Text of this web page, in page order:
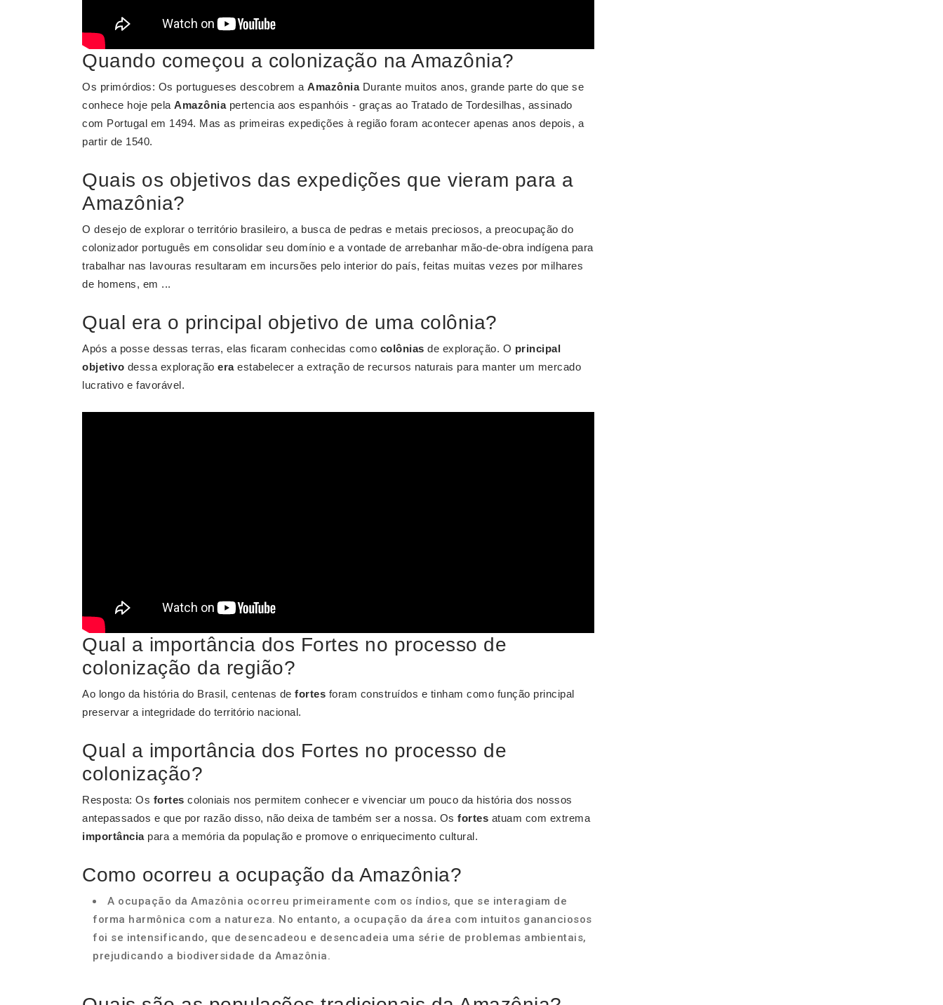
Quando começou a colonização na Amazônia?
Os primórdios: Os portugueses descobrem a AmazôniaDurante muitos anos, grande parte do que se
conhece hoje pela Amazôniapertencia aos espanhóis - graças ao Tratado de Tordesilhas, assinado
com Portugal em 1494. Mas as primeiras expedições à região foram acontecer apenas anos depois, a
partir de 1540.
Quais os objetivos das expedições que vieram para a
Amazônia?
O desejo de explorar o território brasileiro, a busca de pedras e metais preciosos, a preocupação do
colonizador português em consolidar seu domínio e a vontade de arrebanhar mão-de-obra indígena para
trabalhar nas lavouras resultaram em incursões pelo interior do país, feitas muitas vezes por milhares
de homens, em ...
Qual era o principal objetivo de uma colônia?
Após a posse dessas terras, elas ficaram conhecidas como colônias de exploração. O principal
objetivo dessa exploração eraestabelecer a extração de recursos naturais para manter um mercado
lucrativo e favorável.
Qual a importância dos Fortes no processo de
colonização da região?
Ao longo da história do Brasil, centenas de fortes foram construídos e tinham como função principal
preservar a integridade do território nacional.
Qual a importância dos Fortes no processo de
colonização?
Resposta: Os fortes coloniais nos permitem conhecer e vivenciar um pouco da história dos nossos
antepassados e que por razão disso, não deixa de também ser a nossa. Os fortes atuam com extrema
importânciapara a memória da população e promove o enriquecimento cultural.
Como ocorreu a ocupação da Amazônia?
A ocupação da Amazônia ocorreu primeiramente com os índios, que se interagiam de
forma harmônica com a natureza. No entanto, a ocupação da área com intuitos gananciosos
foi se intensificando, que desencadeou e desencadeia uma série de problemas ambientais,
prejudicando a biodiversidade da Amazônia.